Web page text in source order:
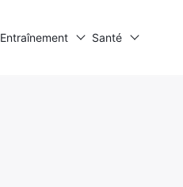
Entraînement Santé